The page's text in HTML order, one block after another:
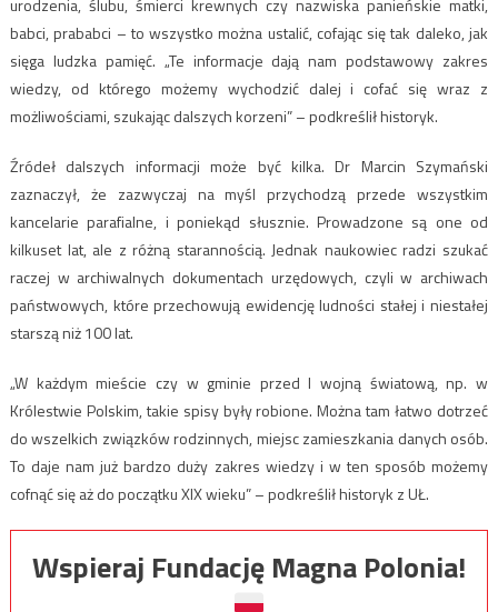
babci, prababci – to wszystko można ustalić, cofając się tak daleko, jak
sięga ludzka pamięć. „Te informacje dają nam podstawowy zakres
wiedzy, od którego możemy wychodzić dalej i cofać się wraz z
możliwościami, szukając dalszych korzeni” – podkreślił historyk.
Źródeł dalszych informacji może być kilka. Dr Marcin Szymański
zaznaczył, że zazwyczaj na myśl przychodzą przede wszystkim
kancelarie parafialne, i poniekąd słusznie. Prowadzone są one od
kilkuset lat, ale z różną starannością. Jednak naukowiec radzi szukać
raczej w archiwalnych dokumentach urzędowych, czyli w archiwach
państwowych, które przechowują ewidencję ludności stałej i niestałej
starszą niż 100 lat.
„W każdym mieście czy w gminie przed I wojną światową, np. w
Królestwie Polskim, takie spisy były robione. Można tam łatwo dotrzeć
do wszelkich związków rodzinnych, miejsc zamieszkania danych osób.
To daje nam już bardzo duży zakres wiedzy i w ten sposób możemy
cofnąć się aż do początku XIX wieku” – podkreślił historyk z UŁ.
Wspieraj Fundację Magna Polonia!